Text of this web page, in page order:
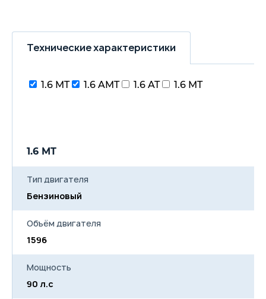
Технические характеристики
1.6 MT 1.6 AMT 1.6 AT 1.6 MT
1.6 MT
Тип двигателя
Бензиновый
Объём двигателя
1596
Мощность
90 л.с